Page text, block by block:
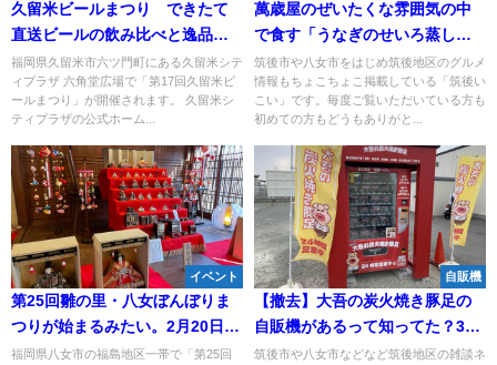
久留米ビールまつり できたて
直送ビールの飲み比べと逸品の
料理が堪能できる！
福岡県久留米市六ツ門町にある久留米シテ
ィプラザ 六角堂広場で「第17回久留米ビ
ールまつり」が開催されます。 久留米シ
ティプラザの公式ホーム...
萬歳屋のぜいたくな雰囲気の中
で食す「うなぎのせいろ蒸し」
はフワフワとろける。サクサク
唐揚げも絶品
筑後市や八女市をはじめ筑後地区のグルメ
情報もちょこちょこ掲載している「筑後い
こい」です。毎度ご覧いただいている方も
初めての方もどうもありがと...
イベント
第25回雛の里・八女ぼんぼりま
つりが始まるみたい。2月20日～
3月13日
福岡県八女市の福島地区一帯で「第25回
自販機
【撤去】大吾の炭火焼き豚足の
自販機があるって知ってた？3種
類の豚足を販売（筑後市）
筑後市や八女市などなど筑後地区の雑談ネ